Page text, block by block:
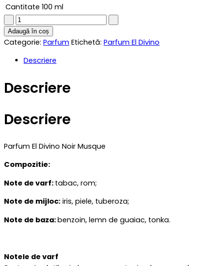
Cantitate 100 ml
Parfum
barbati
similar
Blvgari
ml
Adaugă în coș
Categorie: Parfum Etichetă: Parfum El Divino
Descriere
Descriere
Descriere
Parfum El Divino Noir Musque
Compozitie:
Note de varf: tabac, rom;
Note de mijloc: iris, piele, tuberoza;
Note de baza:benzoin, lemn de guaiac, tonka.
Notele de varf